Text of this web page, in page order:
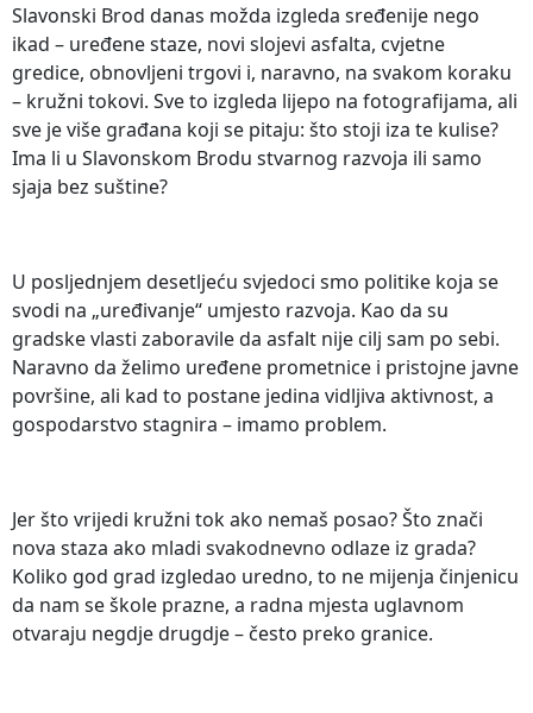
Slavonski Brod danas možda izgleda sređenije nego
ikad – uređene staze, novi slojevi asfalta, cvjetne
gredice, obnovljeni trgovi i, naravno, na svakom koraku
– kružni tokovi. Sve to izgleda lijepo na fotografijama, ali
sve je više građana koji se pitaju: što stoji iza te kulise?
Ima li u Slavonskom Brodu stvarnog razvoja ili samo
sjaja bez suštine?
U posljednjem desetljeću svjedoci smo politike koja se
svodi na „uređivanje“ umjesto razvoja. Kao da su
gradske vlasti zaboravile da asfalt nije cilj sam po sebi.
Naravno da želimo uređene prometnice i pristojne javne
površine, ali kad to postane jedina vidljiva aktivnost, a
gospodarstvo stagnira – imamo problem.
Jer što vrijedi kružni tok ako nemaš posao? Što znači
nova staza ako mladi svakodnevno odlaze iz grada?
Koliko god grad izgledao uredno, to ne mijenja činjenicu
da nam se škole prazne, a radna mjesta uglavnom
otvaraju negdje drugdje – često preko granice.